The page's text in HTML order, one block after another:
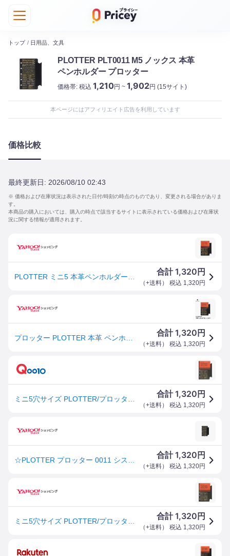
トップ / 日用品、文具
PLOTTER PLT0011 M5 ノックス 本革
ペンホルダー プロッター
価格帯: 税込 1,210円 ~ 1,902円 (15サイト)
本ページにはアフィリエイト広告を利用しています
価格比較
最終更新日: 2026/08/10 02:43
※ 価格および在庫状況は表示された日付/時刻の時点のものであり、変更される場合がありま
す。
本商品の購入においては、購入の時点で該当するサイトに表示されている価格および在庫状
況に関する情報が適用されます。
合計1,320 円
（+送料） 税込 1,320円
合計1,320 円
（+送料） 税込 1,320円
合計1,320 円
（+送料） 税込 1,320円
合計1,320 円
（+送料） 税込 1,320円
合計1,320 円
（+送料） 税込 1,320円